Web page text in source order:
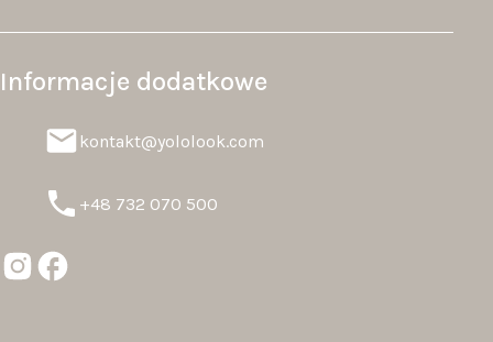
Informacje dodatkowe
kontakt@yololook.com
+48 732 070 500